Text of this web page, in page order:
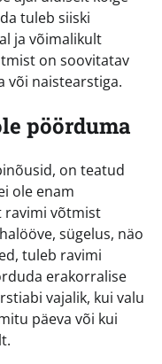
tuleb siiski
ja võimalikult
on soovitatav
või naistearstiga.
pöörduma
on teatud
ole enam
ravimi võtmist
sügelus, näo
tuleb ravimi
erakorralise
vajalik, kui valu
päeva või kui